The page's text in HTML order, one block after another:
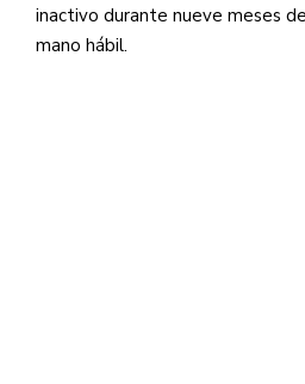
inactivo durante nueve meses
mano hábil.